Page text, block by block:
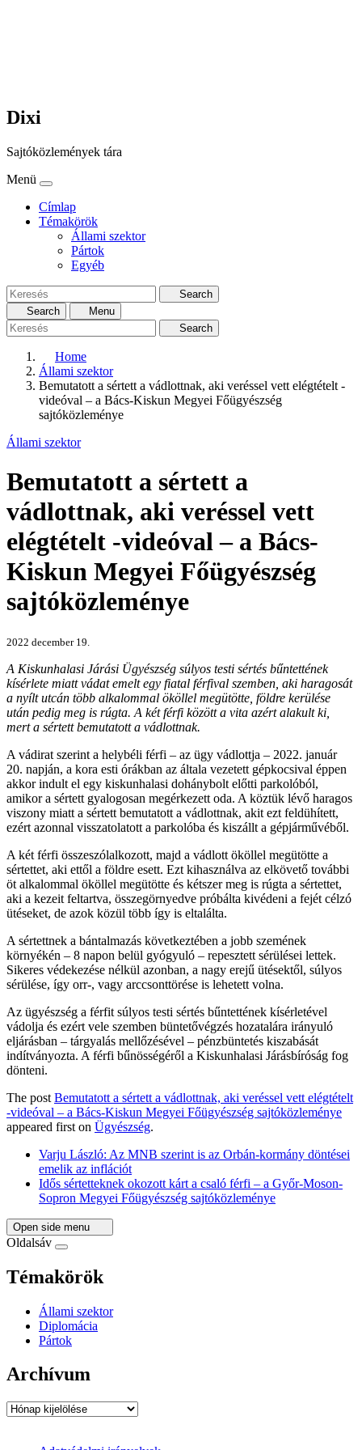
Dixi
Sajtóközlemények tára
Menü
Címlap
Témakörök
Állami szektor
Pártok
Egyéb
Search
Search
Menu
Search
Home
Állami szektor
Bemutatott a sértett a vádlottnak, aki veréssel vett elégtételt -
videóval – a Bács-Kiskun Megyei Főügyészség
sajtóközleménye
Állami szektor
Bemutatott a sértett a
vádlottnak, aki veréssel vett
elégtételt -videóval – a Bács-
Kiskun Megyei Főügyészség
sajtóközleménye
2022 december 19.
A Kiskunhalasi Járási Ügyészség súlyos testi sértés bűntettének
kísérlete miatt vádat emelt egy fiatal férfival szemben, aki haragosát
a nyílt utcán több alkalommal ököllel megütötte, földre kerülése
után pedig meg is rúgta. A két férfi között a vita azért alakult ki,
mert a sértett bemutatott a vádlottnak.
A vádirat szerint a helybéli férfi – az ügy vádlottja – 2022. január
20. napján, a kora esti órákban az általa vezetett gépkocsival éppen
akkor indult el egy kiskunhalasi dohánybolt előtti parkolóból,
amikor a sértett gyalogosan megérkezett oda. A köztük lévő haragos
viszony miatt a sértett bemutatott a vádlottnak, akit ezt feldühített,
ezért azonnal visszatolatott a parkolóba és kiszállt a gépjárművéből.
A két férfi összeszólalkozott, majd a vádlott ököllel megütötte a
sértettet, aki ettől a földre esett. Ezt kihasználva az elkövető további
öt alkalommal ököllel megütötte és kétszer meg is rúgta a sértettet,
aki a kezeit feltartva, összegörnyedve próbálta kivédeni a fejét célzó
ütéseket, de azok közül több így is eltalálta.
A sértettnek a bántalmazás következtében a jobb szemének
környékén – 8 napon belül gyógyuló – repesztett sérülései lettek.
Sikeres védekezése nélkül azonban, a nagy erejű ütésektől, súlyos
sérülése, így orr-, vagy arccsonttörése is lehetett volna.
Az ügyészség a férfit súlyos testi sértés bűntettének kísérletével
vádolja és ezért vele szemben büntetővégzés hozatalára irányuló
eljárásban – tárgyalás mellőzésével – pénzbüntetés kiszabását
indítványozta. A férfi bűnösségéről a Kiskunhalasi Járásbíróság fog
dönteni.
The post Bemutatott a sértett a vádlottnak, aki veréssel vett elégtételt
-videóval – a Bács-Kiskun Megyei Főügyészség sajtóközleménye
appeared first on Ügyészség.
Varju László: Az MNB szerint is az Orbán-kormány döntései
emelik az inflációt
Idős sértetteknek okozott kárt a csaló férfi – a Győr-Moson-
Sopron Megyei Főügyészség sajtóközleménye
Open side menu
Oldalsáv
Témakörök
Állami szektor
Diplomácia
Pártok
Archívum
Archívum